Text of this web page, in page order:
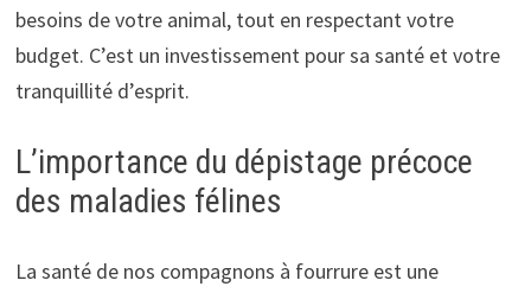
besoins de votre animal, tout en respectant votre
budget. C’est un investissement pour sa santé et votre
tranquillité d’esprit.
L’importance du dépistage précoce
des maladies félines
La santé de nos compagnons à fourrure est une